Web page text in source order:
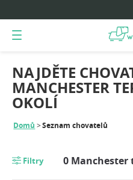
Domů Seznam chovatelů
NAJDĚTE
MANCHESTER
OKOLÍ
Filtry 0 Manchester